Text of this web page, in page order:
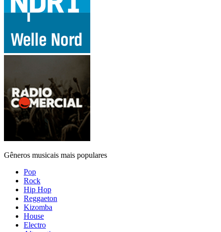
Gêneros musicais mais populares
Pop
Rock
Hip Hop
Reggaeton
Kizomba
House
Electro